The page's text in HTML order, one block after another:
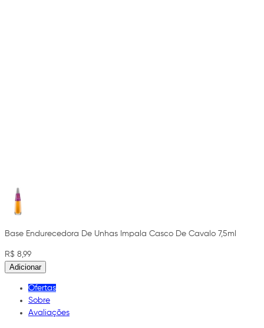
Base Endurecedora De Unhas Impala Casco De Cavalo 7,5ml
R$ 8,99
Adicionar
Ofertas
Sobre
Avaliações